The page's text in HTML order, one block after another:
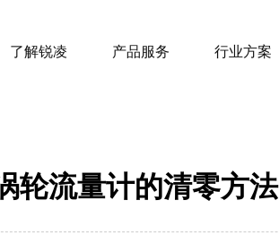
了解锐凌 产品服务 行业方案
轮流量计的清零方法